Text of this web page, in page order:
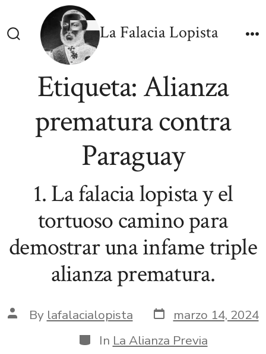
to
Search
La Falacia Lopista
Etiqueta:Alianza
prematura contra
Paraguay
1. La falacia lopista y el
tortuoso camino para
demostrar una infame triple
alianza prematura.
Post
author
By lafalacialopista Post
date
marzo 14, 2024
Categories
In La Alianza Previa